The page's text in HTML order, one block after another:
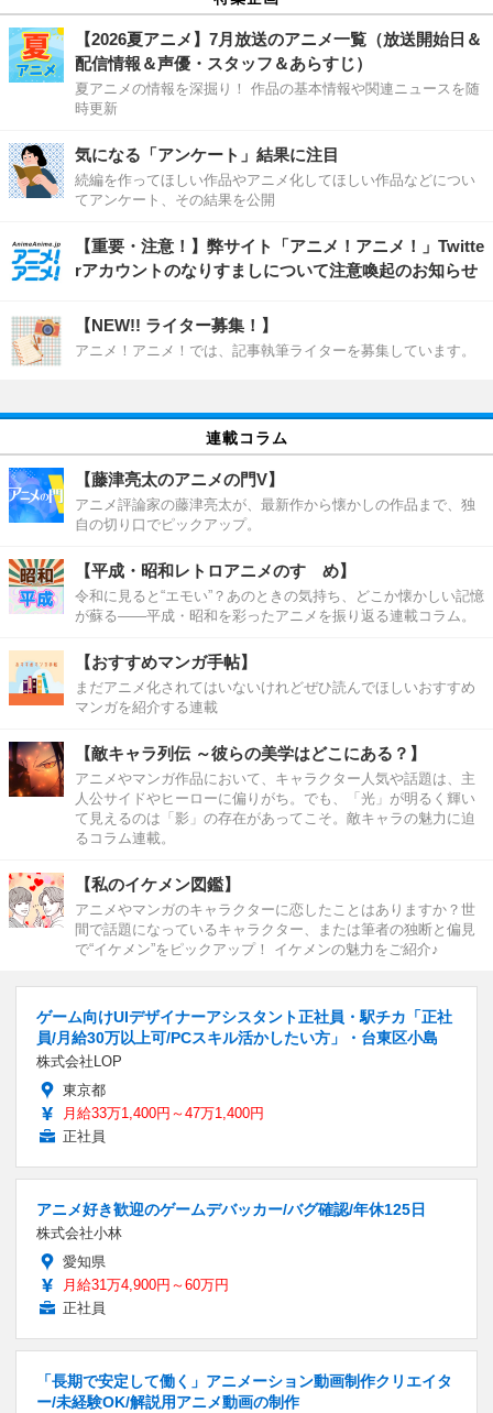
【2026夏アニメ】7月放送のアニメ一覧（放送開始日＆
配信情報＆声優・スタッフ＆あらすじ）
夏アニメの情報を深掘り！ 作品の基本情報や関連ニュースを随
時更新
気になる「アンケート」結果に注目
続編を作ってほしい作品やアニメ化してほしい作品などについ
てアンケート、その結果を公開
【重要・注意！】弊サイト「アニメ！アニメ！」Twitte
rアカウントのなりすましについて注意喚起のお知らせ
【NEW!! ライター募集！】
アニメ！アニメ！では、記事執筆ライターを募集しています。
連載コラム
【藤津亮太のアニメの門V】
アニメ評論家の藤津亮太が、最新作から懐かしの作品まで、独
自の切り口でピックアップ。
【平成・昭和レトロアニメのすゝめ】
令和に見ると“エモい”？あのときの気持ち、どこか懐かしい記憶
が蘇る――平成・昭和を彩ったアニメを振り返る連載コラム。
【おすすめマンガ手帖】
まだアニメ化されてはいないけれどぜひ読んでほしいおすすめ
マンガを紹介する連載
【敵キャラ列伝 ～彼らの美学はどこにある？】
アニメやマンガ作品において、キャラクター人気や話題は、主
人公サイドやヒーローに偏りがち。でも、「光」が明るく輝い
て見えるのは「影」の存在があってこそ。敵キャラの魅力に迫
るコラム連載。
【私のイケメン図鑑】
アニメやマンガのキャラクターに恋したことはありますか？世
間で話題になっているキャラクター、または筆者の独断と偏見
で“イケメン”をピックアップ！ イケメンの魅力をご紹介♪
ゲーム向けUIデザイナーアシスタント正社員・駅チカ「正社
員/月給30万以上可/PCスキル活かしたい方」・台東区小島
株式会社LOP
東京都
月給33万1,400円～47万1,400円
正社員
アニメ好き歓迎のゲームデバッカー/バグ確認/年休125日
株式会社小林
愛知県
月給31万4,900円～60万円
正社員
「長期で安定して働く」アニメーション動画制作クリエイタ
ー/未経験OK/解説用アニメ動画の制作